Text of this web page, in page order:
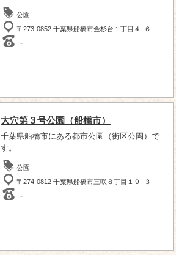
公園
〒273-0852 千葉県船橋市金杉台１丁目４−６
－
大穴第３号公園（船橋市）
千葉県船橋市にある都市公園（街区公園）で
す。
公園
〒274-0812 千葉県船橋市三咲８丁目１９−３
－